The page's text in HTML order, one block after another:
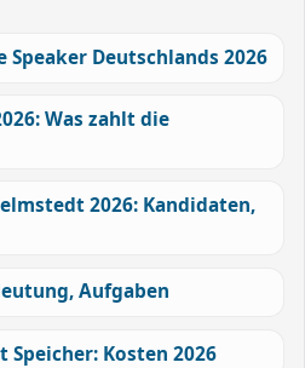
Speaker Deutschlands 2026
Was zahlt die
2026: Kandidaten,
Aufgaben
Speicher: Kosten 2026